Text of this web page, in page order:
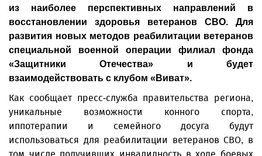
из наиболее перспективных направлений в
восстановлении здоровья ветеранов СВО. Для
развития новых методов реабилитации ветеранов
специальной военной операции филиал фонда
«Защитники Отечества» и будет
взаимодействовать с клубом «Виват».
Как сообщает пресс-служба правительства региона,
уникальные возможности конного спорта,
иппотерапии и семейного досуга будут
использоваться для реабилитации ветеранов СВО, в